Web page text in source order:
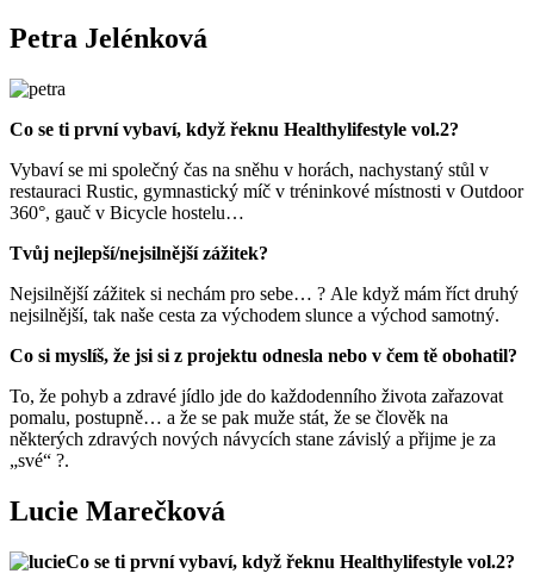
Petra Jelénková
Co se ti první vybaví, když řeknu Healthylifestyle vol.2?
Vybaví se mi společný čas na sněhu v horách, nachystaný stůl v
restauraci Rustic, gymnastický míč v tréninkové místnosti v Outdoor
360°, gauč v Bicycle hostelu…
Tvůj nejlepší/nejsilnější zážitek?
Nejsilnější zážitek si nechám pro sebe… ? Ale když mám říct druhý
nejsilnější, tak naše cesta za východem slunce a východ samotný.
Co si myslíš, že jsi si z projektu odnesla nebo v čem tě obohatil?
To, že pohyb a zdravé jídlo jde do každodenního života zařazovat
pomalu, postupně… a že se pak muže stát, že se člověk na
některých zdravých nových návycích stane závislý a přijme je za
„své“ ?.
Lucie Marečková
Co se ti první vybaví, když řeknu Healthylifestyle vol.2?